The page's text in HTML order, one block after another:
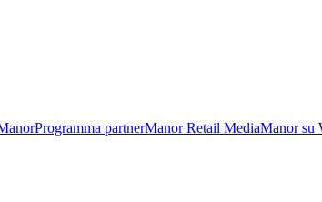
Programma partnerManor Retail MediaManor su